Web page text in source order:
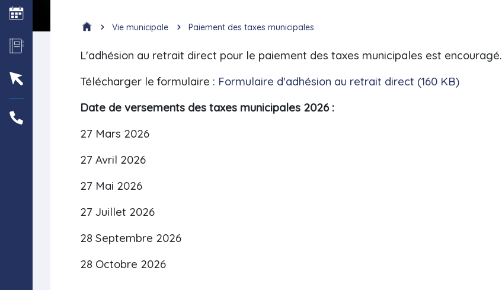
Vie municipale Paiement des taxes municipales
L'adhésion au retrait direct pour le paiement des taxes municipales est encouragé.
Télécharger le formulaire : Formulaire d'adhésion au retrait direct (160 KB)
Date de versements des taxes municipales 2026 :
27 Mars 2026
27 Avril 2026
27 Mai 2026
27 Juillet 2026
28 Septembre 2026
28 Octobre 2026